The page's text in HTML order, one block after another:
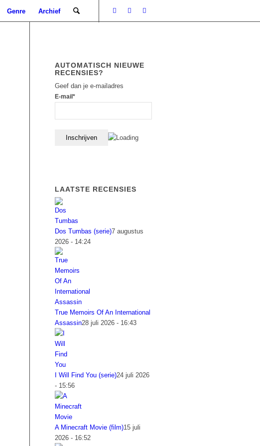
Genre Archief
AUTOMATISCH NIEUWE
RECENSIES?
Geef dan je e-mailadres
E-mail*
LAATSTE RECENSIES
Dos Tumbas (serie)7 augustus
2026 - 14:24
True Memoirs Of An International
Assassin28 juli 2026 - 16:43
I Will Find You (serie)24 juli 2026
- 15:56
A Minecraft Movie (film)15 juli
2026 - 16:52